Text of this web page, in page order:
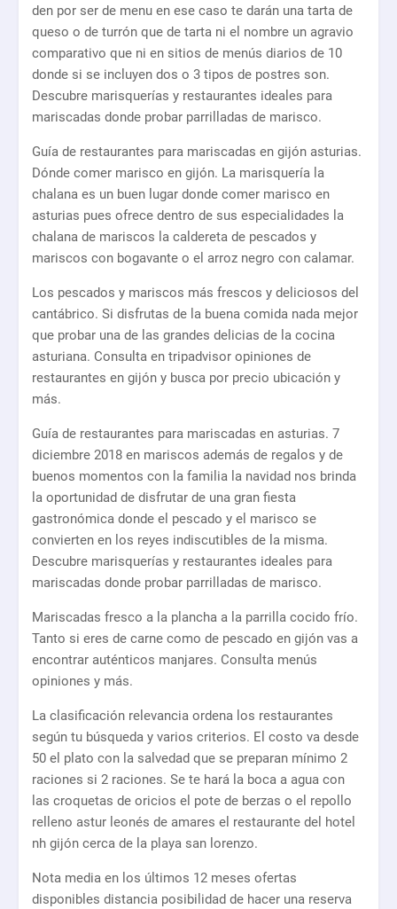
den por ser de menu en ese caso te darán una tarta de
queso o de turrón que de tarta ni el nombre un agravio
comparativo que ni en sitios de menús diarios de 10
donde si se incluyen dos o 3 tipos de postres son.
Descubre marisquerías y restaurantes ideales para
mariscadas donde probar parrilladas de marisco.
Guía de restaurantes para mariscadas en gijón asturias.
Dónde comer marisco en gijón. La marisquería la
chalana es un buen lugar donde comer marisco en
asturias pues ofrece dentro de sus especialidades la
chalana de mariscos la caldereta de pescados y
mariscos con bogavante o el arroz negro con calamar.
Los pescados y mariscos más frescos y deliciosos del
cantábrico. Si disfrutas de la buena comida nada mejor
que probar una de las grandes delicias de la cocina
asturiana. Consulta en tripadvisor opiniones de
restaurantes en gijón y busca por precio ubicación y
más.
Guía de restaurantes para mariscadas en asturias. 7
diciembre 2018 en mariscos además de regalos y de
buenos momentos con la familia la navidad nos brinda
la oportunidad de disfrutar de una gran fiesta
gastronómica donde el pescado y el marisco se
convierten en los reyes indiscutibles de la misma.
Descubre marisquerías y restaurantes ideales para
mariscadas donde probar parrilladas de marisco.
Mariscadas fresco a la plancha a la parrilla cocido frío.
Tanto si eres de carne como de pescado en gijón vas a
encontrar auténticos manjares. Consulta menús
opiniones y más.
La clasificación relevancia ordena los restaurantes
según tu búsqueda y varios criterios. El costo va desde
50 el plato con la salvedad que se preparan mínimo 2
raciones si 2 raciones. Se te hará la boca a agua con
las croquetas de oricios el pote de berzas o el repollo
relleno astur leonés de amares el restaurante del hotel
nh gijón cerca de la playa san lorenzo.
Nota media en los últimos 12 meses ofertas
disponibles distancia posibilidad de hacer una reserva